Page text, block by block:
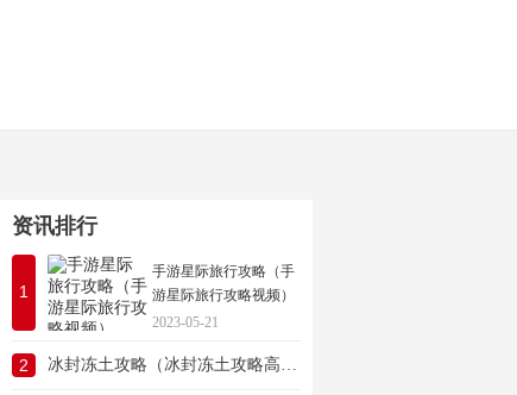
资讯排行
1
手游星际旅行攻略（手
游星际旅行攻略视频）
2023-05-21
2 冰封冻土攻略（冰封冻土攻略高清图）